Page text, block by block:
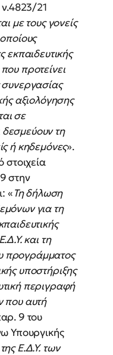
21
με τους γονείς
εκπαιδευτικής
που προτείνει
αξιολόγησης
σε
τη
ή κηδεμόνες».
στην
«Τη δήλωση
για τη
και τη
προγράμματος
υποστήριξης
περιγραφή
που αυτή
9 του
Υπουργικής
της Ε.Δ.Υ. των